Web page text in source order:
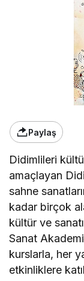
Paylaş
Didimlileri
amaçlayan
sahne
kadar birçok
kültür ve
Sanat
kurslarla, her
etkinliklere